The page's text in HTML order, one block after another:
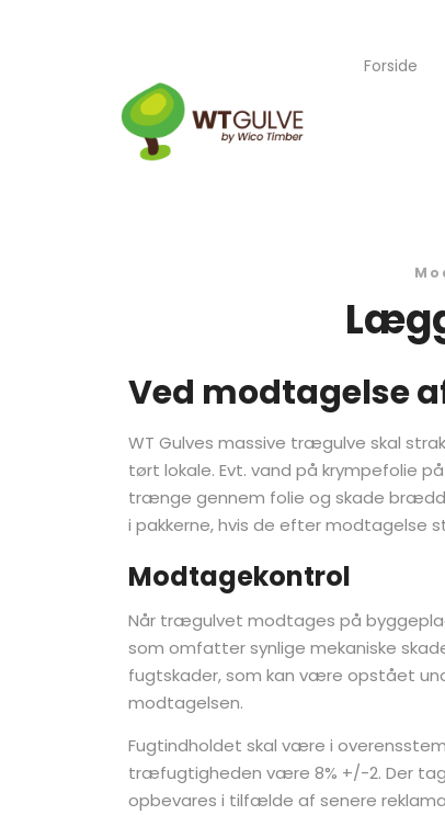
Forside
Ved modtagelse
WT Gulves massive trægulve skal
tørt lokale. Evt. vand på krympefolie
trænge gennem folie og skade
i pakkerne, hvis de efter modtagelse
Modtagekontrol
Når trægulvet modtages på
som omfatter synlige mekaniske
fugtskader, som kan være opstået
modtagelsen.
Fugtindholdet skal være i
træfugtigheden være 8% +/-2. Der
opbevares i tilfælde af senere